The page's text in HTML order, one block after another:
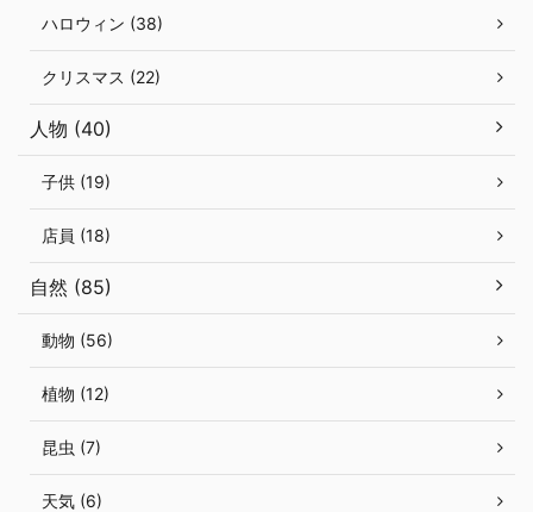
ハロウィン (38)
クリスマス (22)
人物 (40)
子供 (19)
店員 (18)
自然 (85)
動物 (56)
植物 (12)
昆虫 (7)
天気 (6)